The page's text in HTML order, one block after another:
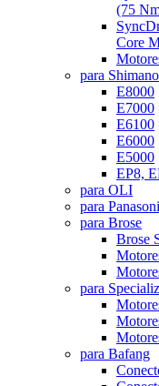
(75
Core
para Shimano
E8000
E7000
E6100
E6000
E5000
EP8,
para OLI
para
para Brose
Brose
para
para Bafang